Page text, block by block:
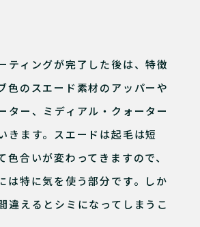
ティングが完了した後は、特徴
色のスエード素材のアッパーや
ター、ミディアル・クォーター
きます。スエードは起毛は短
色合いが変わってきますので、
は特に気を使う部分です。しか
違えるとシミになってしまうこ